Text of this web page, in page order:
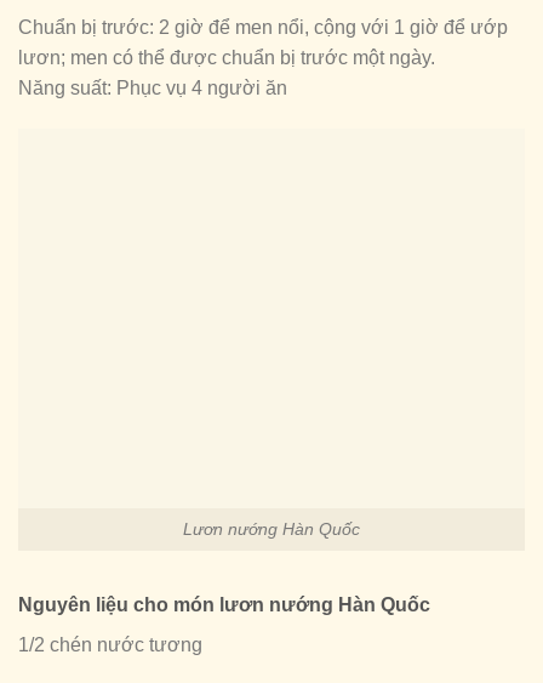
Chuẩn bị trước: 2 giờ để men nổi, cộng với 1 giờ để ướp
lươn; men có thể được chuẩn bị trước một ngày.
Năng suất: Phục vụ 4 người ăn
Lươn nướng Hàn Quốc
Nguyên liệu cho món lươn nướng Hàn Quốc
1/2 chén nước tương